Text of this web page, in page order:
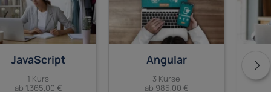
JavaScript
1 Kurs
ab 1.365,00 €
Angular
3 Kurse
ab 985,00 €